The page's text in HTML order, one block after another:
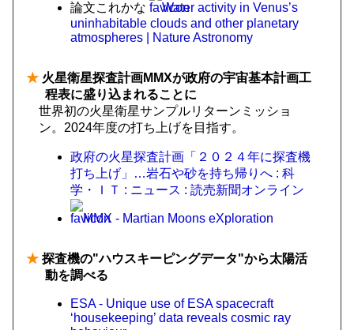
論文これかな
Water activity in Venus’s
uninhabitable clouds and other planetary
atmospheres | Nature Astronomy
★ 火星衛星探査計画MMXが政府の宇宙基本計画工
程表に盛り込まれることに
世界初の火星衛星サンプルリターンミッショ
ン。2024年度の打ち上げを目指す。
政府の火星探査計画「２０２４年に探査機
打ち上げ」…岩石や砂を持ち帰りへ : 科
学・ＩＴ : ニュース : 読売新聞オンライン
MMX - Martian Moons eXploration
★ 探査機の"ハウスキーピングデータ"から太陽活
動を調べる
ESA - Unique use of ESA spacecraft
‘housekeeping’ data reveals cosmic ray